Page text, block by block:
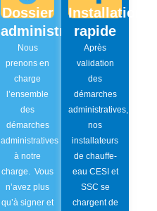
Dossier
administratif
Nous
prenons en
charge
l’ensemble
des
démarches
administratives
à notre
charge. Vous
n’avez plus
qu’à signer et
Installation
rapide
Après
validation
des
démarches
administratives,
nos
installateurs
de chauffe-
eau CESI et
SSC se
chargent de